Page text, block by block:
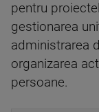
pentru
gestionarea
administrarea
organizarea
persoane.